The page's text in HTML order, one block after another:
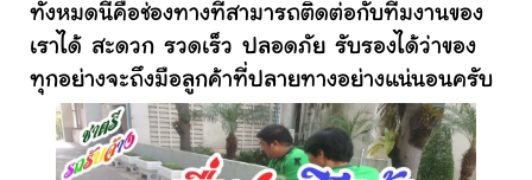
ทั้งหมดนี้คือช่องทางที่สามารถติดต่อกับทีมงานของ
เราได้ สะดวก รวดเร็ว ปลอดภัย รับรองได้ว่าของ
ทุกอย่างจะถึงมือลูกค้าที่ปลายทางอย่างแน่นอนครับ